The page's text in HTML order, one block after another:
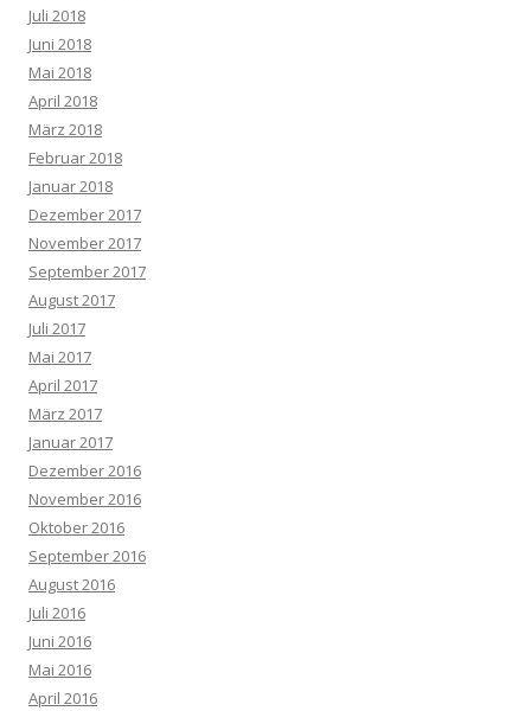
Juli 2018
Juni 2018
Mai 2018
April 2018
März 2018
Februar 2018
Januar 2018
Dezember 2017
November 2017
September 2017
August 2017
Juli 2017
Mai 2017
April 2017
März 2017
Januar 2017
Dezember 2016
November 2016
Oktober 2016
September 2016
August 2016
Juli 2016
Juni 2016
Mai 2016
April 2016